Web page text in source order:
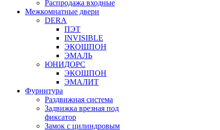
Распродажа входные
Межкомнатные двери
DERA
ПЭТ
INVISIBLE
ЭКОШПОН
ЭМАЛЬ
ЮНИДОРС
ЭКОШПОН
ЭМАЛИТ
Фурнитура
Раздвижная система
Задвижка врезная под
фиксатор
Замок с цилиндровым